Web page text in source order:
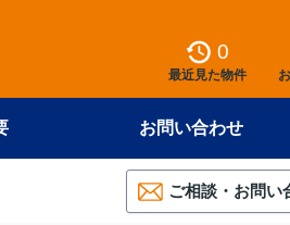
0
最近見た物件
お問い合わせ
ご相談・お問い